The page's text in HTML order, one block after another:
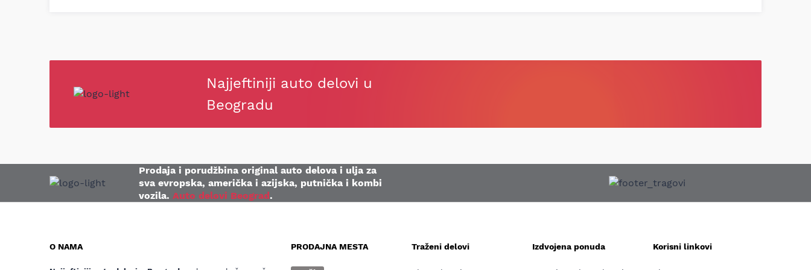
Najjeftiniji auto delovi u
Beogradu
Prodaja i porudžbina original auto delova i ulja za
sva evropska, američka i azijska, putnička i kombi
vozila. Auto delovi Beograd.
O NAMA PRODAJNA MESTA Traženi delovi Izdvojena ponuda Korisni linkovi